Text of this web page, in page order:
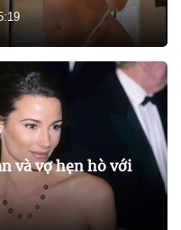
và vợ hẹn hò với